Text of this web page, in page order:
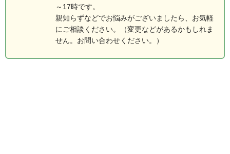
～17時です。
親知らずなどでお悩みがございましたら、お気軽
にご相談ください。（変更などがあるかもしれま
せん。お問い合わせください。）